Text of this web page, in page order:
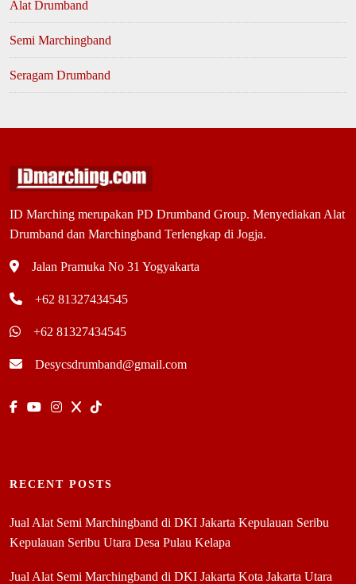
Alat Drumband
Semi Marchingband
Seragam Drumband
ID Marching merupakan PD Drumband Group. Menyediakan Alat
Drumband dan Marchingband Terlengkap di Jogja.
Jalan Pramuka No 31 Yogyakarta
+62 81327434545
+62 81327434545
Desycsdrumband@gmail.com
RECENT POSTS
Jual Alat Semi Marchingband di DKI Jakarta Kepulauan Seribu
Kepulauan Seribu Utara Desa Pulau Kelapa
Jual Alat Semi Marchingband di DKI Jakarta Kota Jakarta Utara